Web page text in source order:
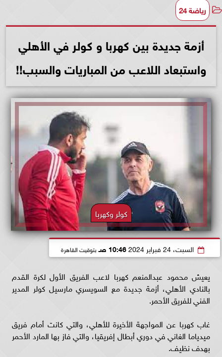
رياضة 24
أزمة جديدة بين كهربا و كولر في الأهلي
واستبعاد اللاعب من المباريات والسبب!!
كولر وكهربا
السبت، 24 فبراير 2024 10:46 صـ بتوقيت القاهرة
يعيش محمود عبدالمنعم كهربا لاعب الفريق الأول لكرة القدم
بالنادي الأهلي، أزمة جديدة مع السويسري مارسيل كولر المدير
الفني للفريق الأحمر.
غاب كهربا عن المواجهة الأخيرة للأهلي، والتي كانت أمام فريق
ميدياما الغاني في دوري أبطال إفريقيا، والتي فاز بها المارد الأحمر
بهدف نظيف.